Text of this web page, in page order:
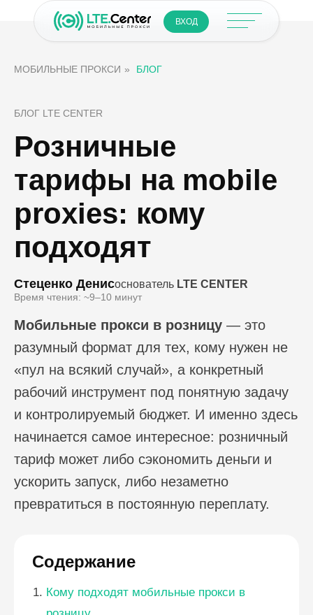
ВХОД
МОБИЛЬНЫЕ ПРОКСИ » БЛОГ
БЛОГ LTE CENTER
Розничные
тарифы на mobile
proxies: кому
подходят
Стеценко Денисоснователь LTE CENTER
Время чтения: ~9–10 минут
Мобильные прокси в розницу — это
разумный формат для тех, кому нужен не
«пул на всякий случай», а конкретный
рабочий инструмент под понятную задачу
и контролируемый бюджет. И именно здесь
начинается самое интересное: розничный
тариф может либо сэкономить деньги и
ускорить запуск, либо незаметно
превратиться в постоянную переплату.
Содержание
Кому подходят мобильные прокси в